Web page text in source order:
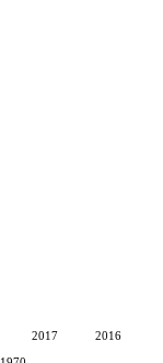
2017
2016